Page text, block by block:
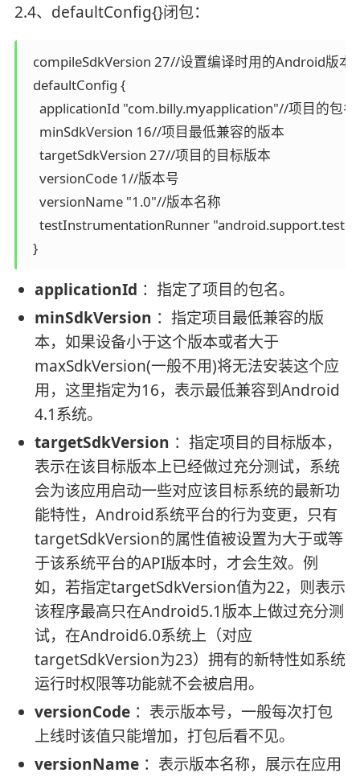
2.4、defaultConfig{}闭包：
  compileSdkVersion 27//设置编译时用的Android版本
  defaultConfig {
    applicationId "com.billy.myapplication"//项目的包名
    minSdkVersion 16//项目最低兼容的版本
    targetSdkVersion 27//项目的目标版本
    versionCode 1//版本号
    versionName "1.0"//版本名称
testInstrumentationRunner
  }
applicationId ：指定了项目的包名。
minSdkVersion ：指定项目最低兼容的版
本，如果设备小于这个版本或者大于
maxSdkVersion(一般不用)将无法安装这个应
用，这里指定为16，表示最低兼容到Android
4.1系统。
targetSdkVersion ：指定项目的目标版本，
表示在该目标版本上已经做过充分测试，系统
会为该应用启动一些对应该目标系统的最新功
能特性，Android系统平台的行为变更，只有
targetSdkVersion的属性值被设置为大于或等
于该系统平台的API版本时，才会生效。例
如，若指定targetSdkVersion值为22，则表示
该程序最高只在Android5.1版本上做过充分测
试，在Android6.0系统上（对应
targetSdkVersion为23）拥有的新特性如系统
运行时权限等功能就不会被启用。
versionCode：表示版本号，一般每次打包
上线时该值只能增加，打包后看不见。
versionName：表示版本名称，展示在应用